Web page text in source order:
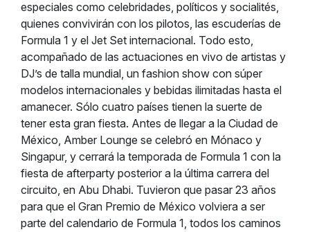
especiales como celebridades, políticos y socialités,
quienes convivirán con los pilotos, las escuderías de
Formula 1 y el Jet Set internacional. Todo esto,
acompañado de las actuaciones en vivo de artistas y
DJ’s de talla mundial, un fashion show con súper
modelos internacionales y bebidas ilimitadas hasta el
amanecer. Sólo cuatro países tienen la suerte de
tener esta gran fiesta. Antes de llegar a la Ciudad de
México, Amber Lounge se celebró en Mónaco y
Singapur, y cerrará la temporada de Formula 1 con la
fiesta de afterparty posterior a la última carrera del
circuito, en Abu Dhabi. Tuvieron que pasar 23 años
para que el Gran Premio de México volviera a ser
parte del calendario de Formula 1, todos los caminos